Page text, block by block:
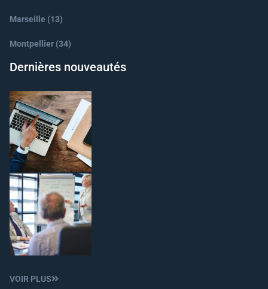
Marseille (13)
Montpellier (34)
Dernières nouveautés
VOIR PLUS